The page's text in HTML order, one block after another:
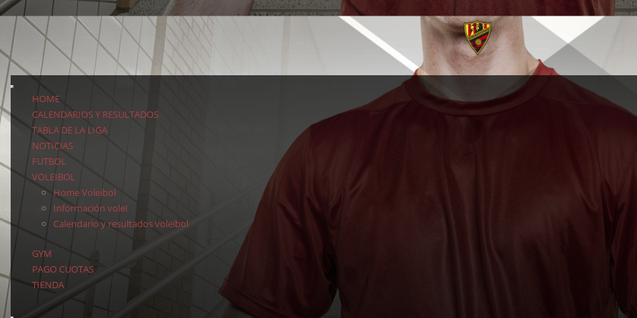
HOME
CALENDARIOS Y RESULTADOS
TABLA DE LA LIGA
NOTICIAS
FUTBOL
VOLEIBOL
Home Voleibol
Información voleI
Calendario y resultados voleibol
GYM
PAGO CUOTAS
TIENDA